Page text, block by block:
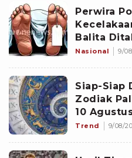
Perwira
Balita
Dalami
Nasional 9/
Siap-Siap
Zodiak
10
Proyek
Trend 9/08/